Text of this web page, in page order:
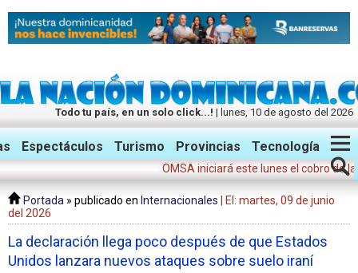
Todo tu país, en un solo click...! | lunes, 10 de agosto del 2026
Twitter Facebook Instagram
Espectáculos Turismo Provincias Tecnología
OMSA iniciará este lunes el cobro de la
Portada » publicado en Internacionales
| El: martes, 09 de junio
del 2026
La declaración llega poco después de que Estados
Unidos lanzara nuevos ataques sobre suelo iraní